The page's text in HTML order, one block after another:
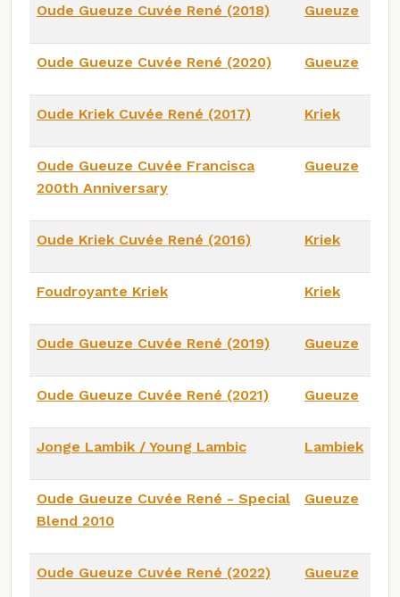
Oude Gueuze Cuvée René (2018) Gueuze
Oude Gueuze Cuvée René (2020) Gueuze
Oude Kriek Cuvée René (2017) Kriek
Oude Gueuze Cuvée Francisca
200th Anniversary
Gueuze
Oude Kriek Cuvée René (2016) Kriek
Foudroyante Kriek Kriek
Oude Gueuze Cuvée René (2019) Gueuze
Oude Gueuze Cuvée René (2021) Gueuze
Jonge Lambik / Young Lambic Lambiek
Oude Gueuze Cuvée René - Special
Blend 2010
Gueuze
Oude Gueuze Cuvée René (2022) Gueuze